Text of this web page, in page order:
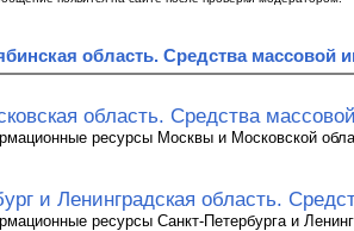
область. Средства массовой
область. Средства
ресурсы Москвы и Московской
и Ленинградская область.
ресурсы Санкт-Петербурга и